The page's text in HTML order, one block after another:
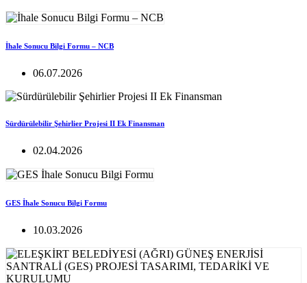
İhale Sonucu Bilgi Formu – NCB
06.07.2026
Sürdürülebilir Şehirlier Projesi II Ek Finansman
02.04.2026
GES İhale Sonucu Bilgi Formu
10.03.2026